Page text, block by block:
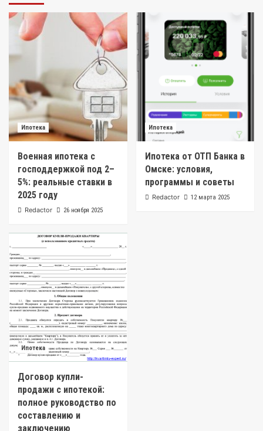
Ипотека
Военная ипотека с
господдержкой под 2–
5%: реальные ставки в
2025 году
Redactor 26 ноября 2025
Ипотека
Ипотека от ОТП Банка в
Омске: условия,
программы и советы
Redactor 12 марта 2025
Ипотека
Договор купли-
продажи с ипотекой:
полное руководство по
составлению и
заключению